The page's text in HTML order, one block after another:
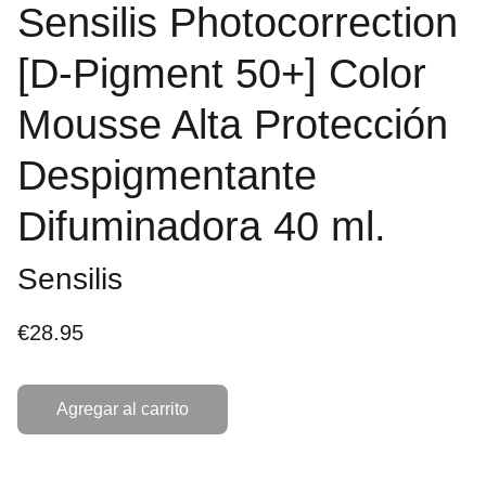
Sensilis Photocorrection
[D-Pigment 50+] Color
Mousse Alta Protección
Despigmentante
Difuminadora 40 ml.
Sensilis
€28.95
Agregar al carrito